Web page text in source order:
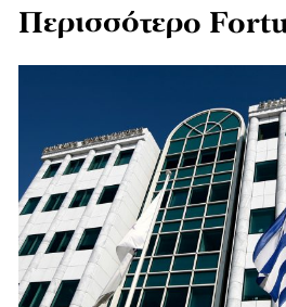
Περισσότερο